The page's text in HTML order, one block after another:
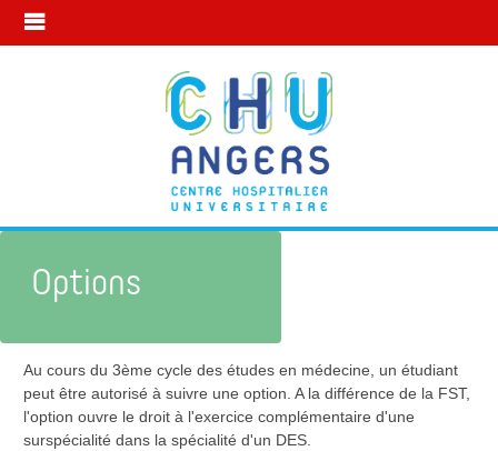
Options
Mon parcours formation Options
Au cours du 3ème cycle des études en médecine, un étudiant
peut être autorisé à suivre une option. A la différence de la FST,
l'option ouvre le droit à l'exercice complémentaire d'une
surspécialité dans la spécialité d'un DES.